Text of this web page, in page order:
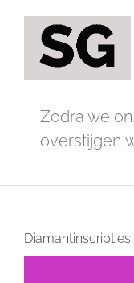
Zodra we
overstijgen